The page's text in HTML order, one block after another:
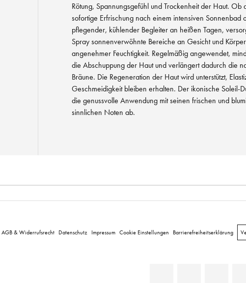
Rötung, Spannungsgefühl und Trockenheit der Haut. Ob
sofortige Erfrischung nach einem intensiven Sonnenbad
pflegender, kühlender Begleiter an heißen Tagen,
Spray sonnenverwöhnte Bereiche an Gesicht und
angenehmer Feuchtigkeit. Regelmäßig angewendet,
die Abschuppung der Haut und verlängert dadurch die
Bräune. Die Regeneration der Haut wird unterstützt,
Geschmeidigkeit bleiben erhalten. Der ikonische Soleil-
die genussvolle Anwendung mit seinen frischen und
sinnlichen Noten ab.
AGB & Widerrufsrecht Datenschutz Impressum Cookie Einstellungen Barrierefreiheitserklärung